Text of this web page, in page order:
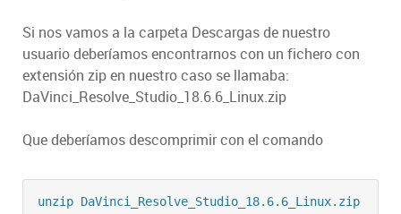
Si nos vamos a la carpeta Descargas de nuestro
usuario deberíamos encontrarnos con un fichero con
extensión zip en nuestro caso se llamaba:
DaVinci_Resolve_Studio_18.6.6_Linux.zip
Que deberíamos descomprimir con el comando